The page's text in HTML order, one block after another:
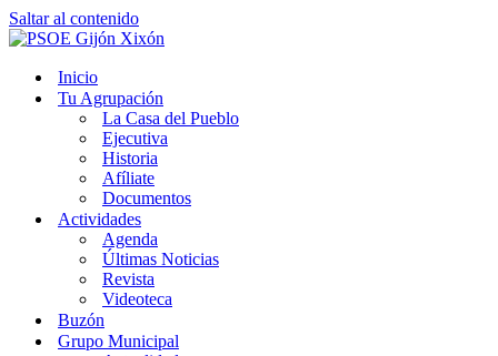
Saltar al contenido
Inicio
Tu Agrupación
La Casa del Pueblo
Ejecutiva
Historia
Afíliate
Documentos
Actividades
Agenda
Últimas Noticias
Revista
Videoteca
Buzón
Grupo Municipal